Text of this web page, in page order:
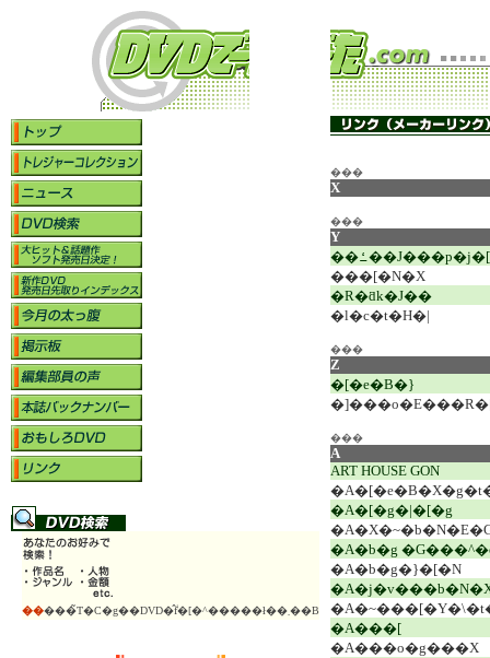
�� ���̃T�C�g��DVD�̂݃f�[�^�����ł��܂��B
���
X
���
Y
��ߑ��J���p�j�[
���[�N�X
�R�ƌk�J��
�l�c�t�H�|
���
Z
�[�e�B�}
���
A
ART HOUSE GON
�A�[�g�|�[�g
�A�b�g
�A�b�g�}�[�N
�A���[
�A���o�g���X